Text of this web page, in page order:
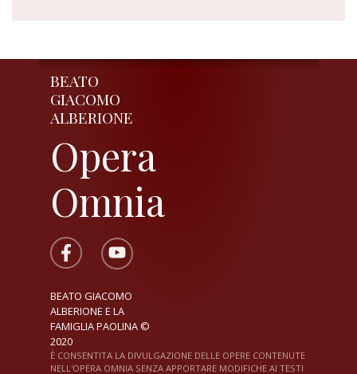
BEATO
GIACOMO
ALBERIONE
Opera
Omnia
BEATO GIACOMO
ALBERIONE E LA
FAMIGLIA PAOLINA ©
2020
È CONSENTITA LA DIVULGAZIONE DELLE OPERE CONTENUTE
NELL'OPERA OMNIA SENZA APPORTARE MODIFICHE AI TESTI